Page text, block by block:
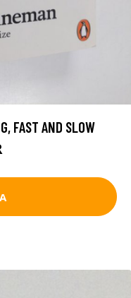
FAST AND SLOW